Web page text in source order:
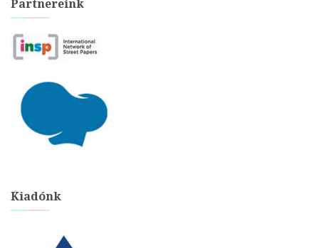
Partnereink
Kiadónk